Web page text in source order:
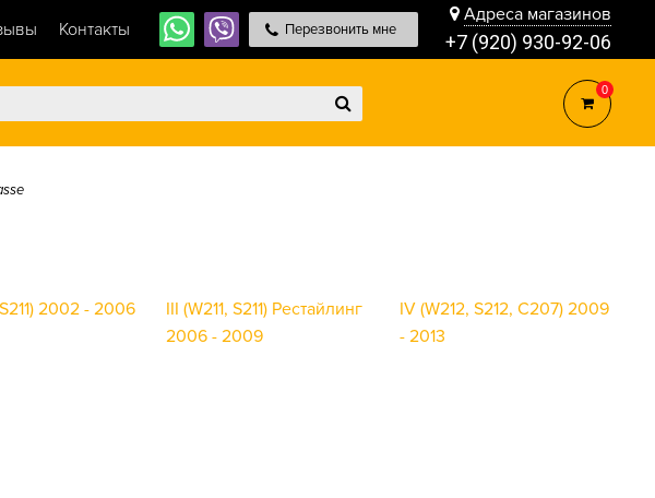
Контакты Перезвонить мне
Адреса магазинов
+7 (920) 930-92-06
0
S211) 2002 - 2006
III (W211, S211) Рестайлинг
2006 - 2009
IV (W212, S212, C207) 2009
- 2013